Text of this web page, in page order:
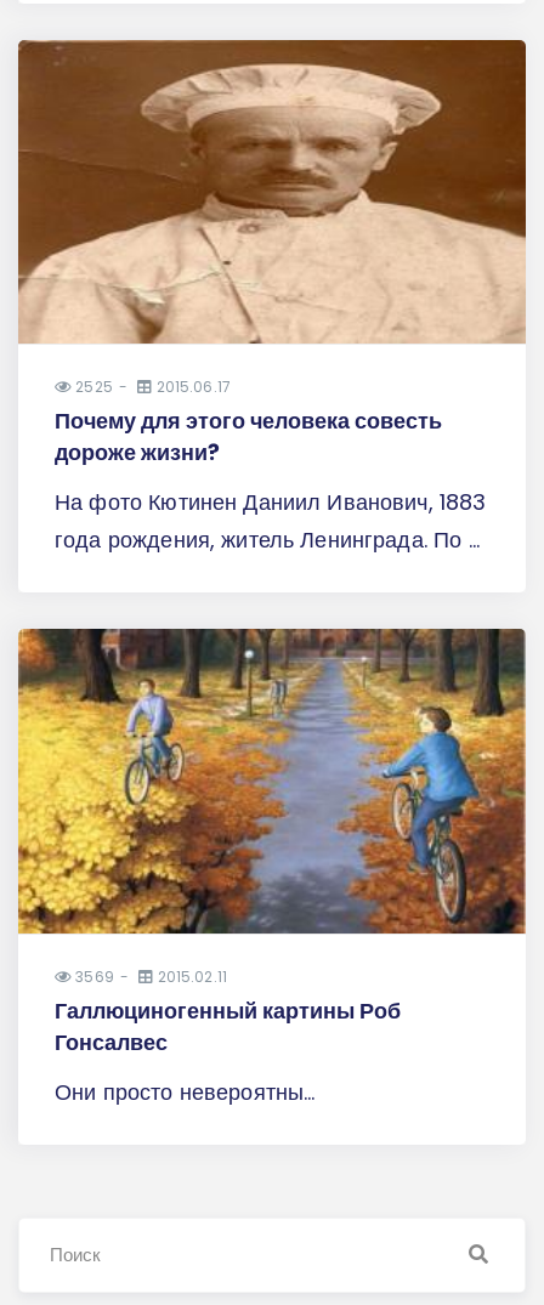
2525 2015.06.17
Почему для этого человека совесть
дороже жизни?
На фото Кютинен Даниил Иванович, 1883
года рождения, житель Ленинграда. По ...
3569 2015.02.11
Галлюциногенный картины Роб
Гонсалвес
Они просто невероятны...